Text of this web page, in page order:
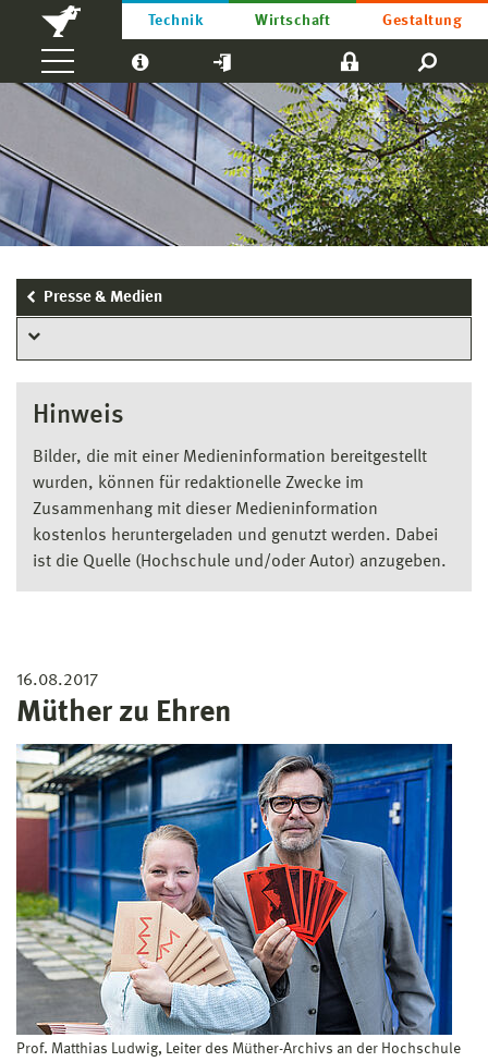
Technik Wirtschaft Gestaltung
Presse & Medien
Hinweis
Bilder, die mit einer Medieninformation bereitgestellt
wurden, können für redaktionelle Zwecke im
Zusammenhang mit dieser Medieninformation
kostenlos heruntergeladen und genutzt werden. Dabei
ist die Quelle (Hochschule und/oder Autor) anzugeben.
16.08.2017
Müther zu Ehren
Prof. Matthias Ludwig, Leiter des Müther-Archivs an der Hochschule